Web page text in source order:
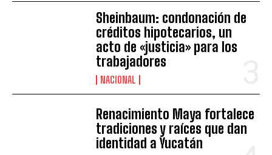
Sheinbaum: condonación de
créditos hipotecarios, un
acto de «justicia» para los
trabajadores
NACIONAL
Renacimiento Maya fortalece
tradiciones y raíces que dan
identidad a Yucatán